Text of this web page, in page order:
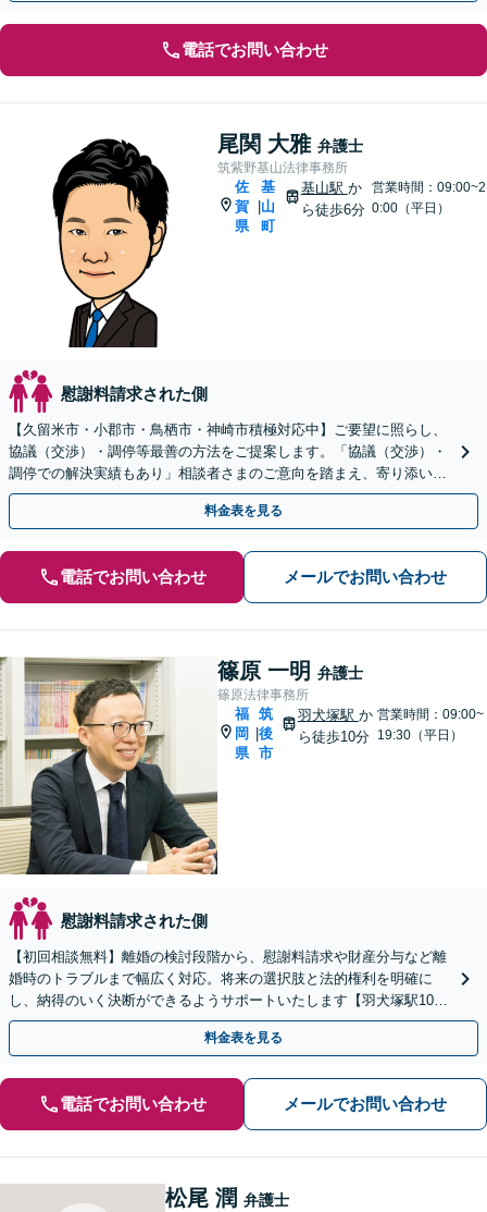
電話でお問い合わせ
尾関 大雅 弁護士
筑紫野基山法律事務所
佐
賀
県
基
山
町
基山駅 か
ら徒歩6分
営業時間：09:00~2
0:00（平日）
慰謝料請求された側
【久留米市・小郡市・鳥栖市・神崎市積極対応中】ご要望に照らし、
協議（交渉）・調停等最善の方法をご提案します。「協議（交渉）・
調停での解決実績もあり」相談者さまのご意向を踏まえ、寄り添い親
身に対応します【休日・夜間相談可】
料金表を見る
電話でお問い合わせ メールでお問い合わせ
篠原 一明 弁護士
篠原法律事務所
福
岡
県
|
筑
後
市
羽犬塚駅 か
ら徒歩10分
営業時間：09:00~
19:30（平日）
慰謝料請求された側
【初回相談無料】離婚の検討段階から、慰謝料請求や財産分与など離
婚時のトラブルまで幅広く対応。将来の選択肢と法的権利を明確に
し、納得のいく決断ができるようサポートいたします【羽犬塚駅10
分】【当日・休日・夜間相談OK】
料金表を見る
電話でお問い合わせ メールでお問い合わせ
松尾 潤 弁護士